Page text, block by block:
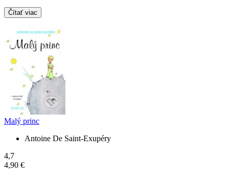
Čítať viac
Malý princ
Antoine De Saint-Exupéry
4,7
4,90 €